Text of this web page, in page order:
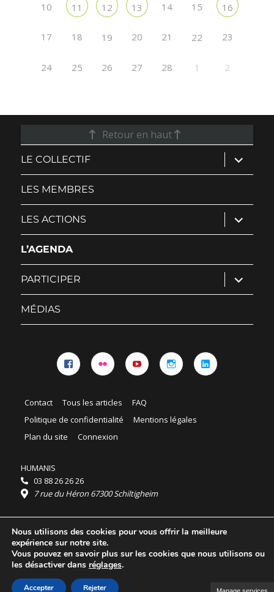
10 11 12 13 14 15 16
17 18 19 20 21 22 23
24 25 26 27 28 1 2
Retour en haut
LE COLLECTIF ouvrir
le
sous-
LES MEMBRES
LES ACTIONS ouvrir
le
sous-
L’AGENDA
PARTICIPER ouvrir
le
sous-
MÉDIAS
Contact Tous les articles
FAQ
Politique de confidentialité
Mentions légales
Plan du site
Connexion
HUMANIS
03 88 26 26 26
7 rue du Héron 67300 Schiltigheim
Horaires :
HUMANIS : du lundi au vendredi 9h - 18h
Ordidocaz : du lundi au vendredi 8h - 19h
© 2025 HUMANIS, tous droits réservés.
Licence Creative Commons Attribution 4.0
International
Nous utilisons des cookies pour vous offrir la meilleure
expérience sur notre site.
Vous pouvez en savoir plus sur les cookies que nous utilisons ou
les désactiver dans réglages.
Accepter Rejeter